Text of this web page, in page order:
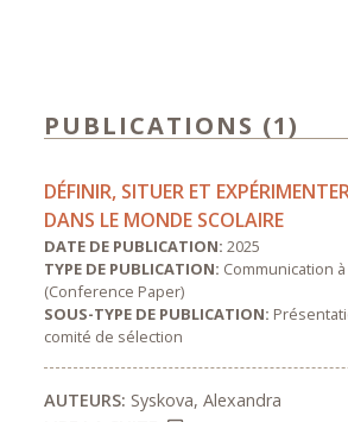
PUBLICATIONS (1)
DÉFINIR, SITUER ET
DANS LE MONDE SCOLAIRE
DATE DE PUBLICATION:2025
TYPE DE PUBLICATION: Communication
(Conference Paper)
SOUS-TYPE DE PUBLICATION:
comité de sélection
AUTEURS:Syskova, Alexandra